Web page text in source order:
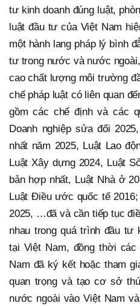
tư kinh doanh đúng luật,
luật đầu tư của Việt Nam
một hành lang pháp lý bình
tư trong nước và nước
cao chất lượng môi trường
chế pháp luật có liên quan
gồm các chế định và các
Doanh nghiệp sửa đổi
nhất năm 2025, Luật Lao
Luật Xây dựng 2024, Luật
bản hợp nhất, Luật Nhà ở
Luật Điều ước quốc tế
2025, …đã và cần tiếp tục
nhau trong quá trình đầu tư
tại Việt Nam, đồng thời
Nam đã ký kết hoặc tham
quan trọng và tạo cơ sở
nước ngoài vào Việt Nam